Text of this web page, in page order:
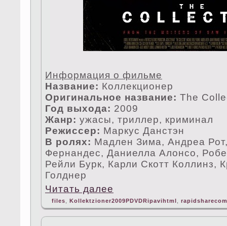
Информация о фильме
Название: Коллекционер
Оригинальное название: The
Год выхода: 2009
Жанр: ужасы, триллер, криминал
Режисceр: Маркyс Данстэн
В ролях: Мадлен Зима, Андреа
Фернандес, Даниелла Алонсо,
Рейли Бурк, Карли Скотт Коллинз,
Голднер
Читать далее
files Kollektzioner2009PDVDRipavihtml rapidsharecom